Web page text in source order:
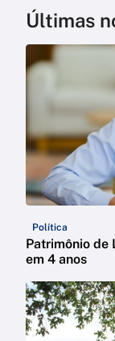
Últimas
Política
Patrimônio de
em 4 anos